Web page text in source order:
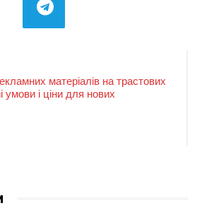
матеріалів на трастових
умови і ціни для нових